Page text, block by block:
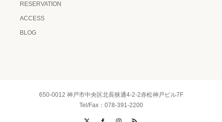
RESERVATION
ACCESS
BLOG
650-0012 神戸市中央区北長狭通4-2-2赤松神戸ビル7F
Tel/Fax：078-391-2200
FacebookInstagram